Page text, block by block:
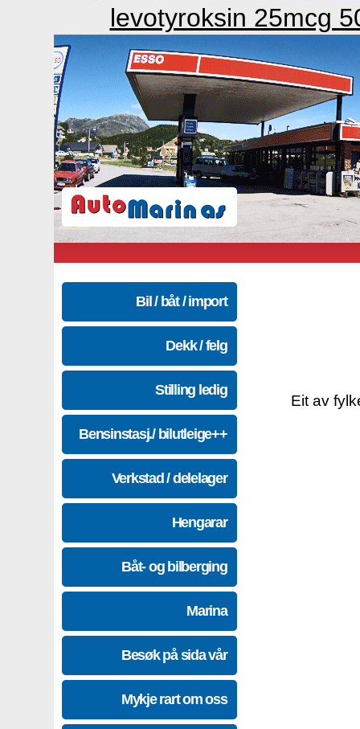
levotyroksin 25mcg
Bil / båt / import
Dekk / felg
Stilling ledig
Bensinstasj./ bilutleige++
Verkstad / delelager
Hengarar
Båt- og bilberging
Marina
Besøk på sida vår
Mykje rart om oss
Eit av